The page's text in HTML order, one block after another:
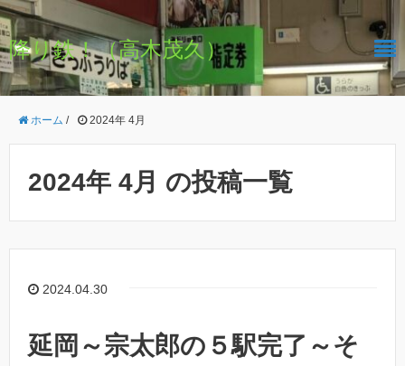
降り鉄！（高木茂久）
ホーム / 2024年 4月
2024年 4月 の投稿一覧
2024.04.30
延岡～宗太郎の５駅完了～そ